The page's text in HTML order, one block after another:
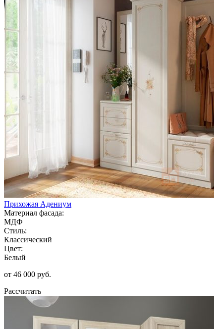
Прихожая Адениум
Материал фасада:
МДФ
Стиль:
Классический
Цвет:
Белый
от 46 000 руб.
Рассчитать